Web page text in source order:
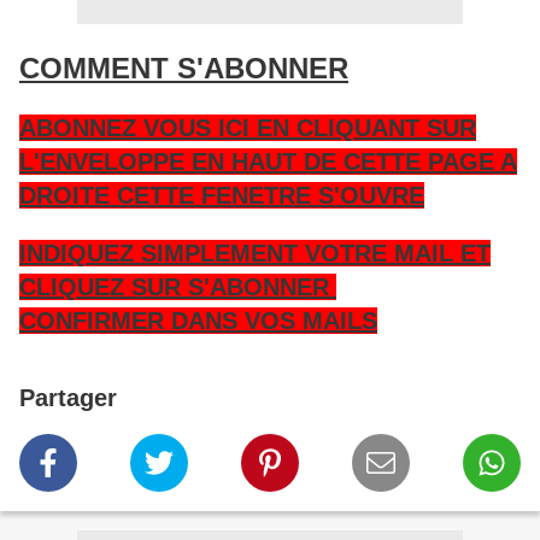
COMMENT S'ABONNER
ABONNEZ VOUS ICI EN CLIQUANT SUR
L'ENVELOPPE EN HAUT DE CETTE PAGE A
DROITE CETTE FENETRE S'OUVRE
INDIQUEZ SIMPLEMENT VOTRE MAIL ET
CLIQUEZ SUR S'ABONNER
CONFIRMER DANS VOS MAILS
Partager